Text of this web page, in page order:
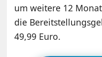
um weitere 12
die
49,99 Euro.